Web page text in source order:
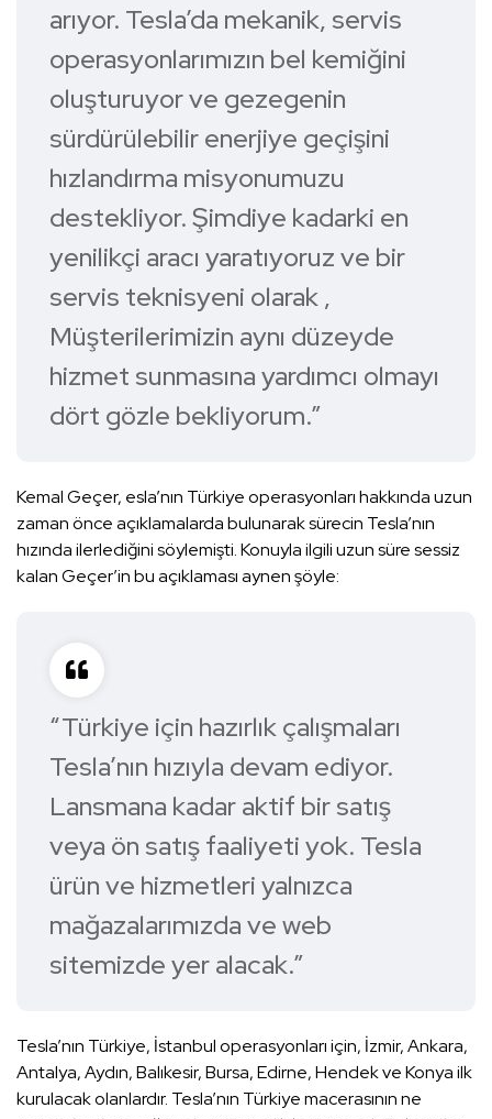
arıyor. Tesla’da mekanik, servis
operasyonlarımızın bel kemiğini
oluşturuyor ve gezegenin
sürdürülebilir enerjiye geçişini
hızlandırma misyonumuzu
destekliyor. Şimdiye kadarki en
yenilikçi aracı yaratıyoruz ve bir
servis teknisyeni olarak ,
Müşterilerimizin aynı düzeyde
hizmet sunmasına yardımcı olmayı
dört gözle bekliyorum.”
Kemal Geçer, esla’nın Türkiye operasyonları hakkında uzun
zaman önce açıklamalarda bulunarak sürecin Tesla’nın
hızında ilerlediğini söylemişti. Konuyla ilgili uzun süre sessiz
kalan Geçer’in bu açıklaması aynen şöyle:
“Türkiye için hazırlık çalışmaları
Tesla’nın hızıyla devam ediyor.
Lansmana kadar aktif bir satış
veya ön satış faaliyeti yok. Tesla
ürün ve hizmetleri yalnızca
mağazalarımızda ve web
sitemizde yer alacak.”
Tesla’nın Türkiye, İstanbul operasyonları için, İzmir, Ankara,
Antalya, Aydın, Balıkesir, Bursa, Edirne, Hendek ve Konya ilk
kurulacak olanlardır. Tesla’nın Türkiye macerasının ne